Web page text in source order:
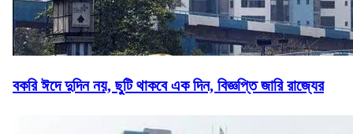
বকরি ঈদে দুদিন নয়, ছুটি থাকবে এক দিন, বিজ্ঞপ্তি জারি রাজ্যের